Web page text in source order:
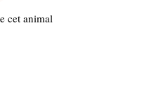
cet animal